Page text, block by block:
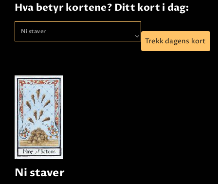
Hva betyr kortene? Ditt kort i dag:
Trekk dagens kort
Ni staver